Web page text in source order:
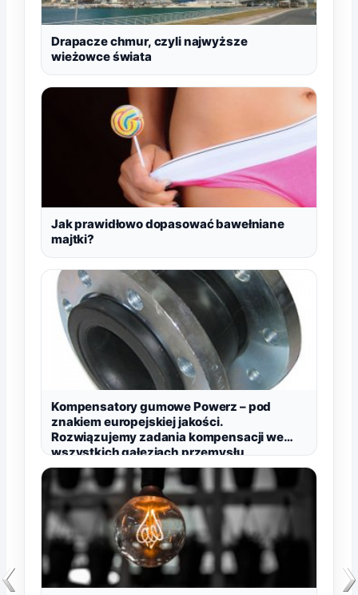
Drapacze chmur, czyli najwyższe
wieżowce świata
Jak prawidłowo dopasować bawełniane
majtki?
Kompensatory gumowe Powerz – pod
znakiem europejskiej jakości.
Rozwiązujemy zadania kompensacji we
wszystkich gałęziach przemysłu